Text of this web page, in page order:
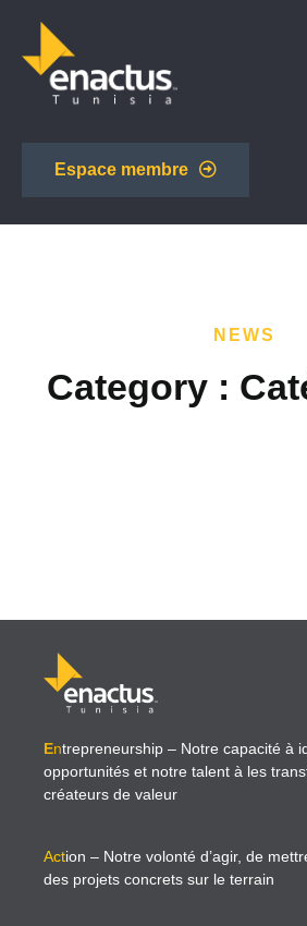
Espace membre
NEWS
Category :
Entrepreneurship – Notre capacité à
opportunités et notre talent à les
créateurs de valeur
Action – Notre volonté d’agir, de
des projets concrets sur le terrain